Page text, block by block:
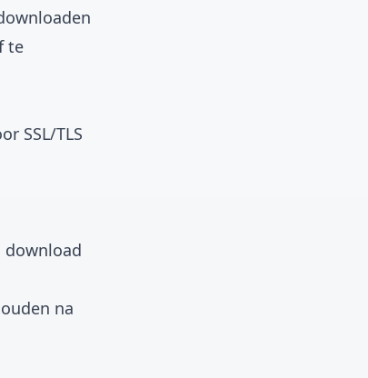
te
SSL/TLS
download
na